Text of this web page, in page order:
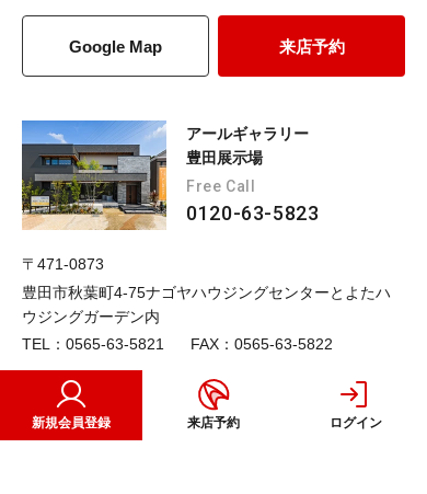
Google Map 来店予約
アールギャラリー
豊田展示場
Free Call
0120-63-5823
〒471-0873
豊田市秋葉町4-75ナゴヤハウジングセンターとよたハ
ウジングガーデン内
TEL：0565-63-5821
FAX：0565-63-5822
Google Map
新規会員登録 来店予約 ログイン